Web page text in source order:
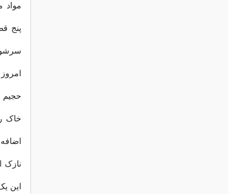
مواد
پنج
حجیم
خاک
نازک
این